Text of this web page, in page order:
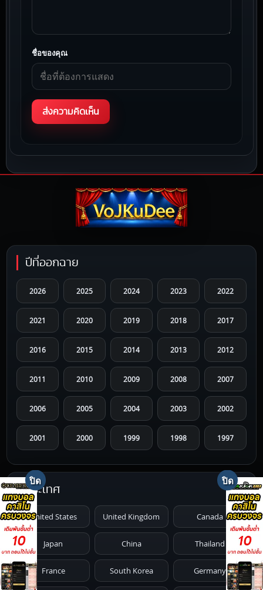
ชื่อของคุณ
ปีที่ออกฉาย
2026 2025 2024 2023 2022
2021 2020 2019 2018 2017
2016 2015 2014 2013 2012
2011 2010 2009 2008 2007
2006 2005 2004 2003 2002
2001 2000 1999 1998 1997
1996 1995 1994 1993 1992
1991 1987
1986 1985 1984 1983 1982
1981 1980 1979 1978 1977
1976 1975 1974 1973 1972
ประเทศ
United States United Kingdom Canada
Japan China Thailand
France South Korea Germany